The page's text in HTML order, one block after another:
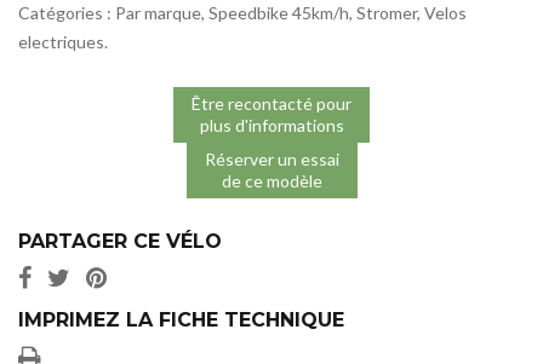
Catégories : Par marque, Speedbike 45km/h, Stromer, Velos
electriques.
Être recontacté pour
plus d'informations
Réserver un essai
de ce modèle
PARTAGER CE VÉLO
IMPRIMEZ LA FICHE TECHNIQUE